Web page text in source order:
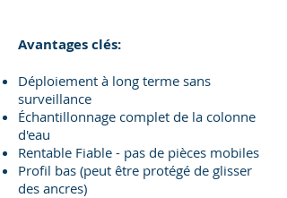
Avantages clés:
Déploiement à long terme sans
surveillance
Échantillonnage complet de la colonne
d'eau
Rentable Fiable - pas de pièces mobiles
Profil bas (peut être protégé de glisser
des ancres)